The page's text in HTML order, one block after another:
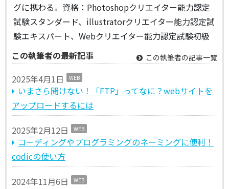
グに携わる。資格：Photoshopクリエイター能力認定
試験スタンダード、illustratorクリエイター能力認定試
験エキスパート、Webクリエイター能力認定試験初級
この執筆者の最新記事
この執筆者の記事一覧
2025年4月1日 WEB
いまさら聞けない！「FTP」ってなに？webサイトを
アップロードするには
2025年2月12日 WEB
コーディングやプログラミングのネーミングに便利！
codicの使い方
2024年11月6日 WEB